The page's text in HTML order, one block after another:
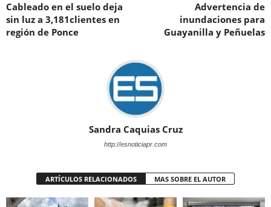
Cableado en el suelo deja
sin luz a 3,181clientes en
región de Ponce
Advertencia de
inundaciones para
Guayanilla y Peñuelas
Sandra Caquias Cruz
http://esnoticiapr.com
ARTÍCULOS RELACIONADOS MAS SOBRE EL AUTOR